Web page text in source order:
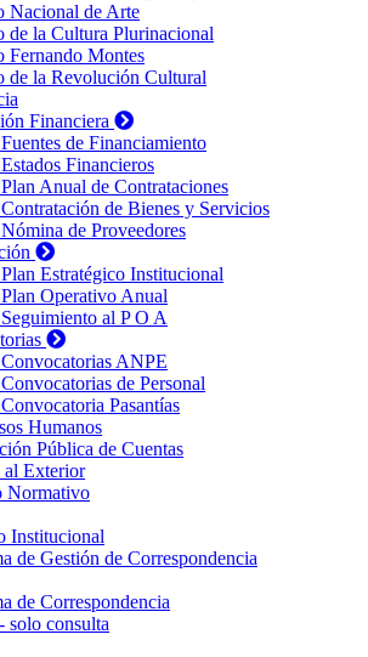
Nacional de Arte
de la Cultura Plurinacional
Fernando Montes
de la Revolución Cultural
Financiera
Fuentes de Financiamiento
Estados Financieros
Plan Anual de Contrataciones
Contratación de Bienes y Servicios
Nómina de Proveedores
Plan Estratégico Institucional
Plan Operativo Anual
Seguimiento al P O A
Convocatorias ANPE
Convocatorias de Personal
Convocatoria Pasantías
Humanos
Pública de Cuentas
al Exterior
Normativo
Institucional
de Gestión de Correspondencia
de Correspondencia
solo consulta